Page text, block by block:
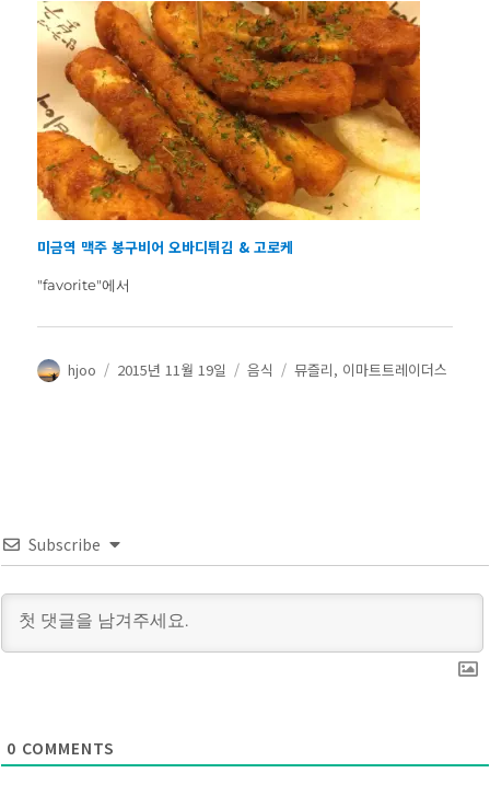
미금역 맥주 봉구비어 오바디튀김 & 고로케
"favorite"에서
글
hjoo
작
2015년 11월 19일
카
음식
태
뮤즐리, 이마트트레이더스
Subscribe
0 COMMENTS